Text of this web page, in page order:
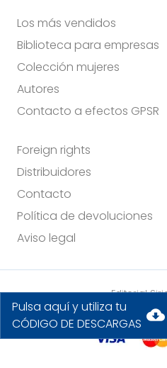
cloud_download
Pulsa aquí y utiliza tu
CÓDIGO DE DESCARGAS
Los más vendidos
Biblioteca para empresas
Colección mujeres
Autores
Contacto a efectos GPSR
Foreign rights
Distribuidores
Contacto
Política de devoluciones
Aviso legal
Editorial
Todos los